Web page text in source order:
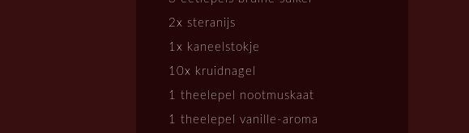
2x steranijs
1x kaneelstokje
10x kruidnagel
1 theelepel nootmuskaat
1 theelepel vanille-aroma